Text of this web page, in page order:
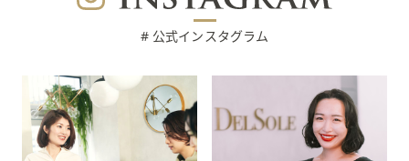
# 公式インスタグラム